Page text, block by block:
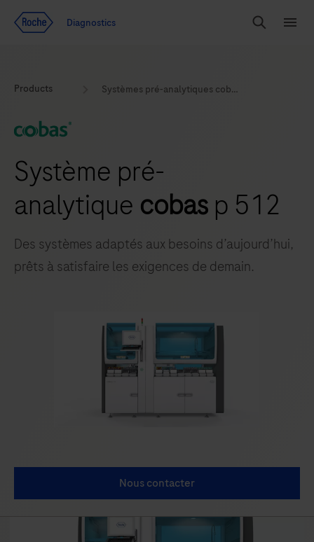
Diagnostics
Chercher
Products Systèmes pré-analytiques cobas p 512 et cobas p 612
Système pré-
analytique cobas p 512
Des systèmes adaptés aux besoins d’aujourd’hui,
prêts à satisfaire les exigences de demain.
Nous contacter